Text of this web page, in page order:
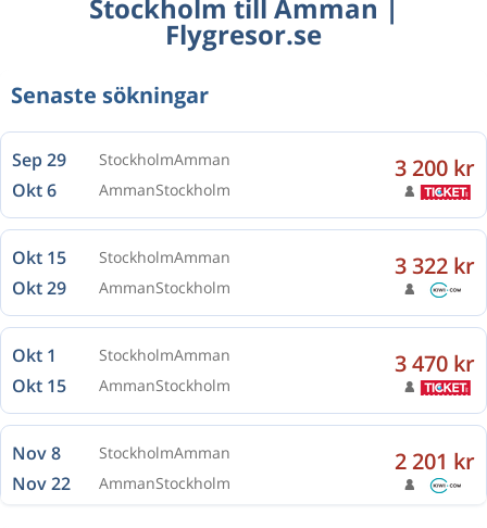
Stockholm till Amman |
Flygresor.se
Senaste sökningar
Sep 29 StockholmAmman
Okt 6 AmmanStockholm
3 200 kr
Okt 15 StockholmAmman
Okt 29 AmmanStockholm
3 322 kr
Okt 1 StockholmAmman
Okt 15 AmmanStockholm
3 470 kr
Nov 8 StockholmAmman
Nov 22 AmmanStockholm
2 201 kr